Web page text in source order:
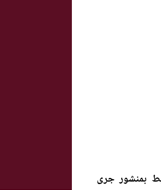
بمنشور جرى